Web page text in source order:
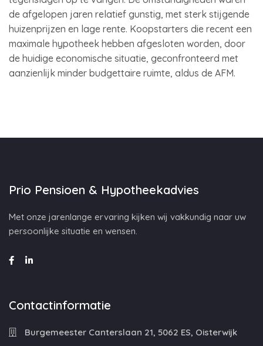
de afgelopen jaren relatief gunstig, met sterk stijgende
huizenprijzen en lage rente. Koopstarters die recent een
maximale hypotheek hebben afgesloten worden, door
de huidige economische situatie, geconfronteerd met
aanzienlijk minder budgettaire ruimte, aldus de AFM.
Prio Pensioen & Hypotheekadvies
Met onze jarenlange ervaring kijken wij vakkundig naar uw
persoonlijke situatie en wensen.
Contactinformatie
Burgemeester Canterslaan 21, 5062 ES, Oisterwijk